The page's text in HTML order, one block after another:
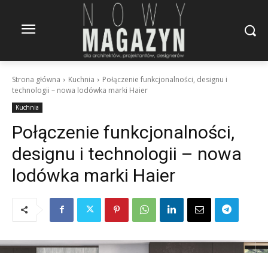
Strona główna Kuchnia
Połączenie funkcjonalności, designu i
technologii – nowa lodówka marki Haier
Kuchnia
Połączenie funkcjonalności,
designu i technologii – nowa
lodówka marki Haier